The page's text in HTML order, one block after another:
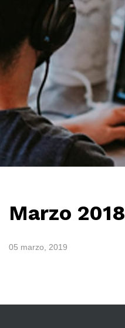
Marzo 2018
05 marzo, 2019